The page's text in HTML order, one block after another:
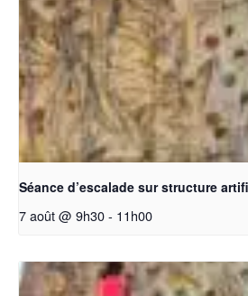
Séance d’escalade sur structure
7 août @ 9h30- 11h00